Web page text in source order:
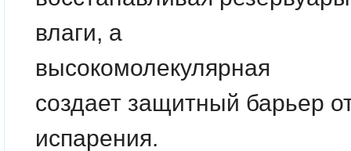
влаги, а
высокомолекулярная
создает защитный барьер
испарения.